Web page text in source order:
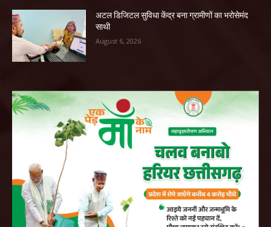
अटल डिजिटल सुविधा केंद्र बना ग्रामीणों का भरोसेमंद
साथी
August 6, 2026